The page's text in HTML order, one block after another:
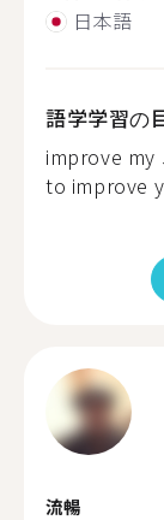
日本語
語学学習の
improve my
to improve
流暢